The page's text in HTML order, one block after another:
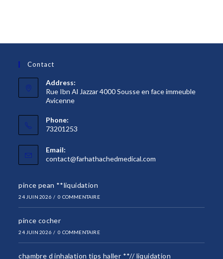
Contact
Address:
Rue Ibn Al Jazzar 4000 Sousse en face immeuble
Avicenne
Phone:
73201253
Email:
contact@farhathachedmedical.com
pince pean **liquidation
24 JUIN 2026 / 0 COMMENTAIRE
pince cocher
24 JUIN 2026 / 0 COMMENTAIRE
chambre d inhalation tips haller **// liquidation